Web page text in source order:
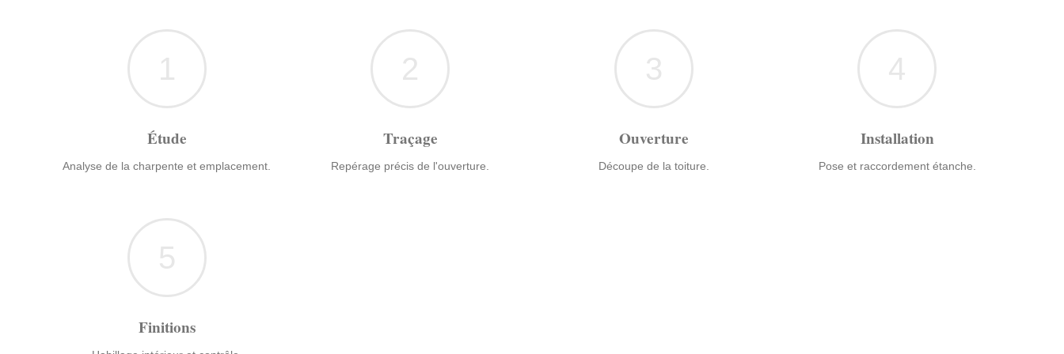
1
Étude
Analyse de la charpente et emplacement.
2
Traçage
Repérage précis de l'ouverture.
3
Ouverture
Découpe de la toiture.
4
Installation
Pose et raccordement étanche.
5
Finitions